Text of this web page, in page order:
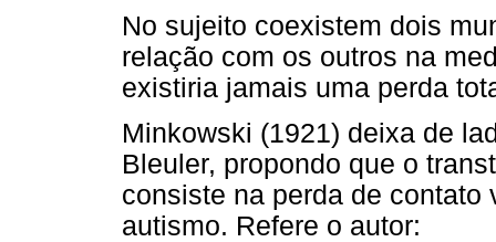
No sujeito coexistem dois
relação com os outros na
existiria jamais uma perda
Minkowski (1921) deixa de
Bleuler, propondo que o
consiste na perda de
autismo. Refere o autor: